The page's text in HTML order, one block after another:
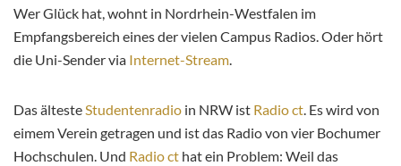
Wer Glück hat, wohnt in Nordrhein-Westfalen im
Empfangsbereich eines der vielen Campus Radios. Oder hört
die Uni-Sender via Internet-Stream.
Das ältesteStudentenradio in NRW ist Radio ct. Es wird von
eimem Verein getragen und ist das Radio von vier Bochumer
Hochschulen. Und Radio ct hat ein Problem: Weil das